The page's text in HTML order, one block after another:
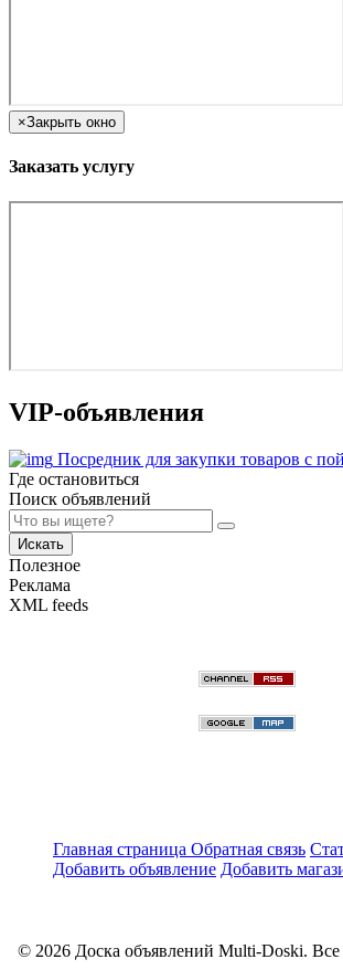
×Закрыть окно
Заказать услугу
VIP-объявления
Посредник для закупки товаров с
Где остановиться
Поиск объявлений
Искать
Полезное
Реклама
XML feeds
Главная страница Обратная связь
Добавить объявление Добавить
© 2026 Доска объявлений Multi-Doski.